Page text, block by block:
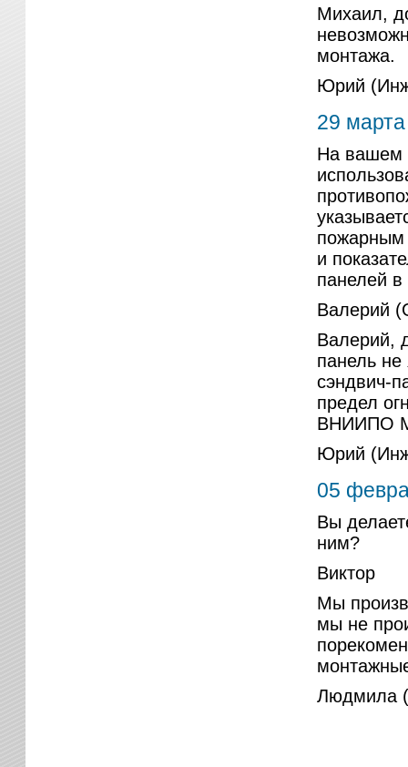
Михаил,
монтажа.
Юрий
29 марта
На вашем
пожарным
и
панелей в
Валерий
Валерий,
панель
сэндвич-
предел
ВНИИПО
Юрий
05
Вы
ним?
Виктор
Мы
мы не
Людмила